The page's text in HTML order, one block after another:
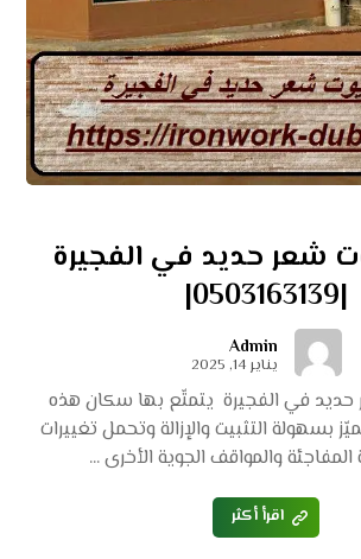
شعر حديد في الفجيرة
|0503163139|
Admin
يناير 14, 2025
حديد في الفجيرة يتمتّع بها سكان هذه
بسهولة التثبيت والإزالة وتحمل تغييرات
المفاجئة والمواقف الجوية الأخرى ...
اقرأ أكثر